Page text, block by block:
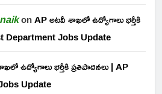
onAP అటవీ శాఖలో ఉద్యోగాలు భర్తీకి
Department Jobs Update
ఉద్యోగాలు భర్తీకి ప్రతిపాదనలు | AP
Update